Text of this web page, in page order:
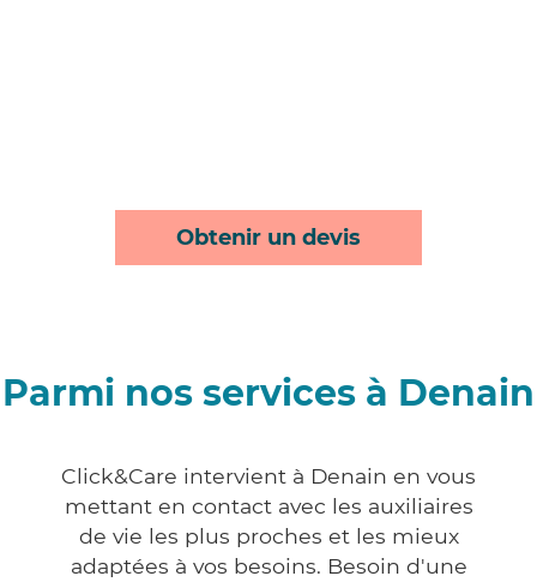
Obtenir un devis
Parmi nos services à Denain
Click&Care intervient à Denain en vous
mettant en contact avec les auxiliaires
de vie les plus proches et les mieux
adaptées à vos besoins. Besoin d'une